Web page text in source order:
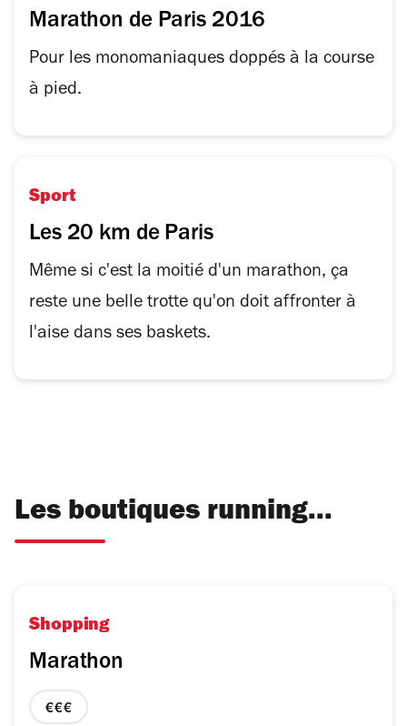
Marathon de Paris 2016
Pour les monomaniaques doppés à la course
à pied.
Sport
Les 20 km de Paris
Même si c'est la moitié d'un marathon, ça
reste une belle trotte qu'on doit affronter à
l'aise dans ses baskets.
Les boutiques running...
Shopping
Marathon
prix